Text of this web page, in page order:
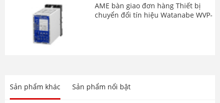
AME bàn giao đơn hàng Thiết bị
chuyển đổi tín hiệu Watanabe WVP-
series
Sản phẩm khác Sản phẩm nổi bật